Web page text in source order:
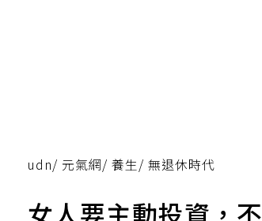
udn/ 元氣網/ 養生/ 無退休時代